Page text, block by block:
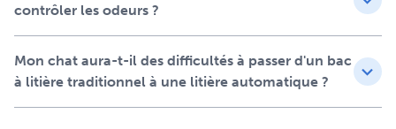
pour d’autres activités pendant que votre chat bénéficie
Caractéristiques
contrôler les odeurs ?
Mon chat aura-t-il des difficultés à passer d'un bac
à litière traditionnel à une litière automatique ?